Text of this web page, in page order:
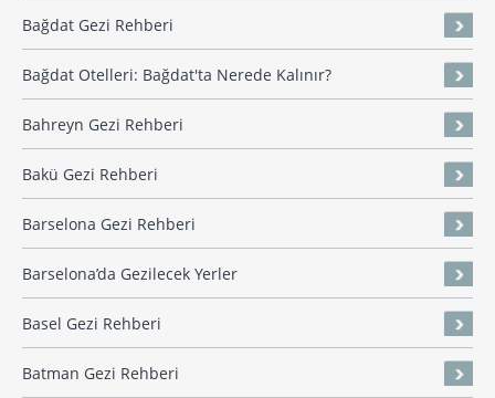
Bağdat Gezi Rehberi
Bağdat Otelleri: Bağdat'ta Nerede Kalınır?
Bahreyn Gezi Rehberi
Bakü Gezi Rehberi
Barselona Gezi Rehberi
Barselona’da Gezilecek Yerler
Basel Gezi Rehberi
Batman Gezi Rehberi